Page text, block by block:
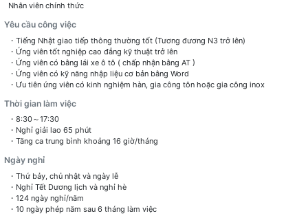
Nhân viên chính thức
Yêu cầu công việc
・Tiếng Nhật giao tiếp thông thường tốt (Tương đương N3 trở lên)
・Ứng viên tốt nghiệp cao đẳng kỹ thuật trở lên
・Ứng viên có bằng lái xe ô tô ( chấp nhận bằng AT )
・Ứng viên có kỹ năng nhập liệu cơ bản bằng Word
・Ưu tiên ứng viên có kinh nghiệm hàn, gia công tôn hoặc gia công inox
Thời gian làm việc
・8:30～17:30
・Nghỉ giải lao 65 phút
・Tăng ca trung bình khoảng 16 giờ/tháng
Ngày nghỉ
・Thứ bảy, chủ nhật và ngày lễ
・Nghỉ Tết Dương lịch và nghỉ hè
・124 ngày nghỉ/năm
・10 ngày phép năm sau 6 tháng làm việc